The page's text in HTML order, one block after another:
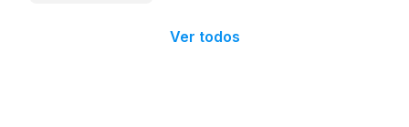
Ver todos